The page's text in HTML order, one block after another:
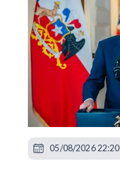
05/08/2026 22:20